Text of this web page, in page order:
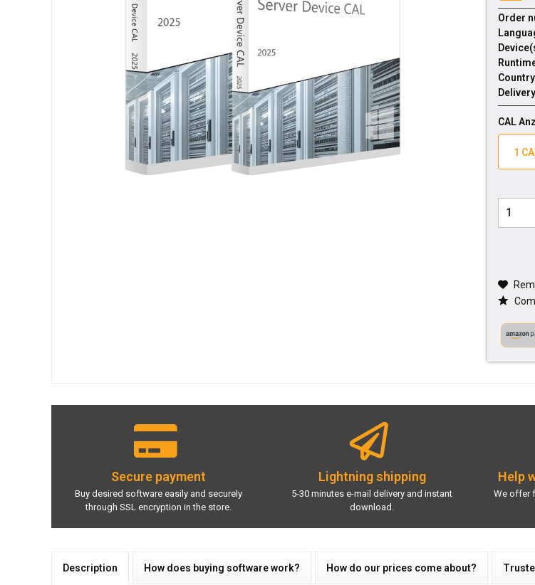
Order
CAL
1
Secure payment
Buy desired software easily and securely
through SSL encryption in the store.
Lightning shipping
5-30 minutes e-mail delivery and instant
download.
Help
We offer
Description How does buying software work? How do our prices come about?